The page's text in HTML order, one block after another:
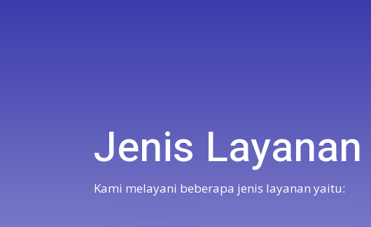
Jenis Layanan
Kami melayani beberapa jenis layanan yaitu: